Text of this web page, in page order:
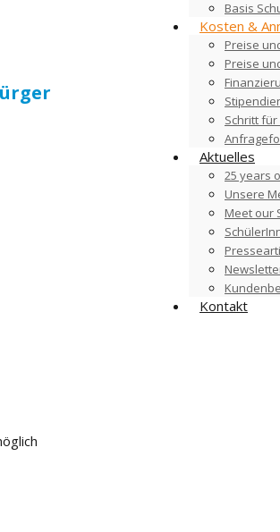
Basis
Kosten &
Preise
Preise
Schritt für
Aktuelles
25 years
Unsere
Meet our
Kontakt